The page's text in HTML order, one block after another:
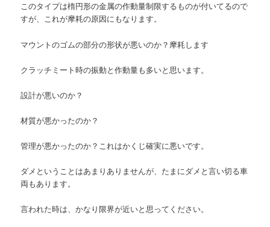
このタイプは楕円形の金属の作動量制限するものが付いてるので
すが、これが摩耗の原因にもなります。
マウントのゴムの部分の形状が悪いのか？摩耗します
クラッチミート時の振動と作動量も多いと思います。
設計が悪いのか？
材質が悪かったのか？
管理が悪かったのか？これはかくじ確実に悪いです。
ダメということはあまりありませんが、たまにダメと言い切る車
両もあります。
言われた時は、かなり限界が近いと思ってください。